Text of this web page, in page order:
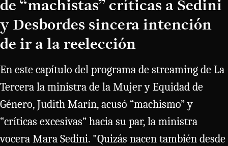
de “machistas” críticas a Sedini
y Desbordes sincera intención
de ir a la reelección
En este capítulo del programa de streaming de La
Tercera la ministra de la Mujer y Equidad de
Género, Judith Marín, acusó “machismo” y
“críticas excesivas” hacia su par, la ministra
vocera Mara Sedini. "Quizás nacen también desde